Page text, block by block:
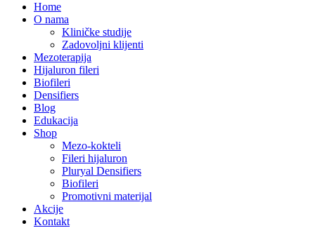
Home
O nama
Kliničke studije
Zadovoljni klijenti
Mezoterapija
Hijaluron fileri
Biofileri
Densifiers
Blog
Edukacija
Shop
Mezo-kokteli
Fileri hijaluron
Pluryal Densifiers
Biofileri
Promotivni materijal
Akcije
Kontakt